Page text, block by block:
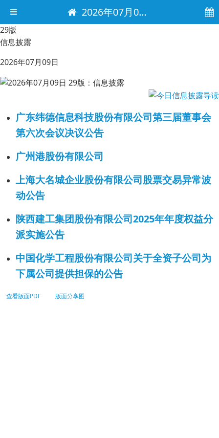
2026年07月09日 电子报
29版
信息披露
2026年07月09日
广东纬德信息科技股份有限公司第三届董事会
第六次会议决议公告
广州港股份有限公司
上海大名城企业股份有限公司股票交易异常波
动公告
陕西建工集团股份有限公司2025年年度权益分
派实施公告
中国化学工程股份有限公司关于全资子公司为
下属公司提供担保的公告
查看版面PDF 版面分享图